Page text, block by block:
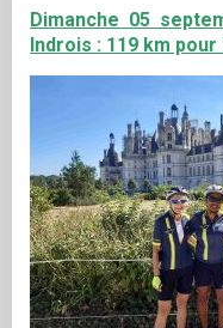
Dimanche 05
Indrois : 119 km